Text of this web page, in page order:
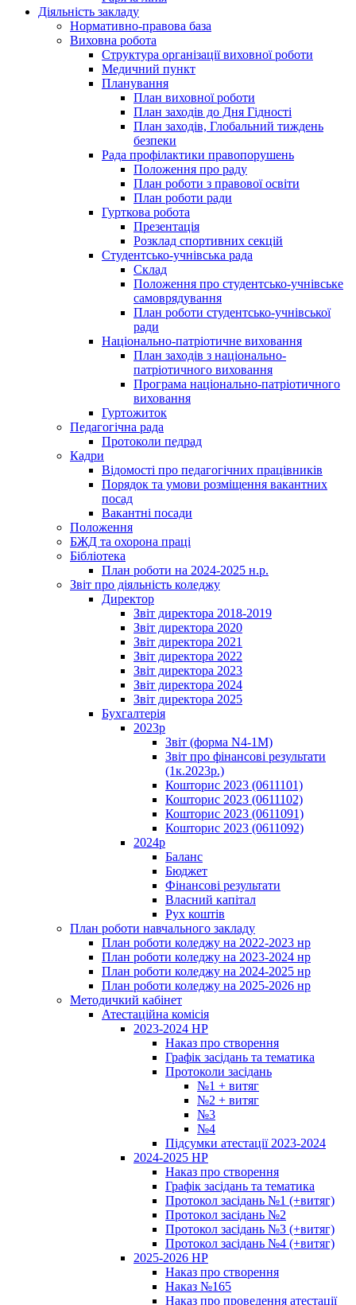
Діяльність закладу
Нормативно-правова база
Виховна робота
Структура організації виховної роботи
Медичний пункт
Планування
План виховної роботи
План заходів до Дня Гідності
План заходів, Глобальний тиждень
безпеки
Рада профілактики правопорушень
Положення про раду
План роботи з правової освіти
План роботи ради
Гурткова робота
Презентація
Розклад спортивних секцій
Студентсько-учнівська рада
Склад
Положення про студентсько-учнівське
самоврядування
План роботи студентсько-учнівської
ради
Національно-патріотичне виховання
План заходів з національно-
патріотичного виховання
Програма національно-патріотичного
виховання
Гуртожиток
Педагогічна рада
Протоколи педрад
Кадри
Відомості про педагогічних працівників
Порядок та умови розміщення вакантних
посад
Вакантні посади
Положення
БЖД та охорона праці
Бібліотека
План роботи на 2024-2025 н.р.
Звіт про діяльність коледжу
Директор
Звіт директора 2018-2019
Звіт директора 2020
Звіт директора 2021
Звіт директора 2022
Звіт директора 2023
Звіт директора 2024
Звіт директора 2025
Бухгалтерія
2023р
Звіт (форма N4-1M)
Звіт про фінансові результати
(1к.2023р.)
Кошторис 2023 (0611101)
Кошторис 2023 (0611102)
Кошторис 2023 (0611091)
Кошторис 2023 (0611092)
2024р
Баланс
Бюджет
Фінансові результати
Власний капітал
Рух коштів
План роботи навчального закладу
План роботи коледжу на 2022-2023 нр
План роботи коледжу на 2023-2024 нр
План роботи коледжу на 2024-2025 нр
План роботи коледжу на 2025-2026 нр
Методичкий кабінет
Атестаційна комісія
2023-2024 НР
Наказ про створення
Графік засідань та тематика
Протоколи засідань
№1 + витяг
№2 + витяг
№3
№4
Підсумки атестації 2023-2024
2024-2025 НР
Наказ про створення
Графік засідань та тематика
Протокол засідань №1 (+витяг)
Протокол засідань №2
Протокол засідань №3 (+витяг)
Протокол засідань №4 (+витяг)
2025-2026 НР
Наказ про створення
Наказ №165
Наказ про проведення атестації